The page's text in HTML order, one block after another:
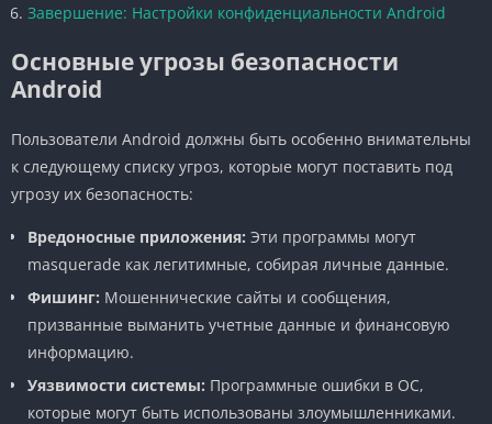
Завершение: Настройки конфиденциальности Android
Основные угрозы безопасности
Android
Пользователи Android должны быть особенно внимательны
к следующему списку угроз, которые могут поставить под
угрозу их безопасность:
Вредоносные приложения: Эти программы могут
masquerade как легитимные, собирая личные данные.
Фишинг: Мошеннические сайты и сообщения,
призванные выманить учетные данные и финансовую
информацию.
Уязвимости системы: Программные ошибки в ОС,
которые могут быть использованы злоумышленниками.